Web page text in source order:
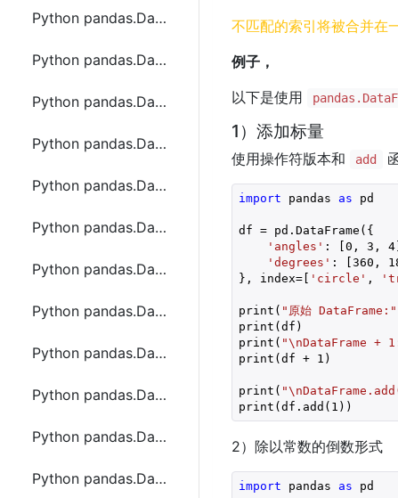
Python pandas.DataFrame()函数方法的使用
Python pandas.DataFrame.abs函数方法的使用
Python pandas.DataFrame.add函数方法的使用
Python pandas.DataFrame.add_prefix函数方法的使用
Python pandas.DataFrame.add_suffix函数方法的使用
Python pandas.DataFrame.agg函数方法的使用
Python pandas.DataFrame.aggregate函数方法的使用
Python pandas.DataFrame.transform函数方法的使用
Python pandas.DataFrame.align函数方法的使用
Python pandas.DataFrame.all函数方法的使用
Python pandas.DataFrame.any函数方法的使用
Python pandas.DataFrame.append函数方法的使用
不匹配的索引将被合并在
例子，
以下是使用
1）添加标量
使用操作符版本和 add
import pandas as pd
df = pd.DataFrame({
'angles' : [0 , 3 , 4
'degrees' : [360 ,
}, index=[ 'circle' ,
print( "原始 DataFrame:"
print(df)
print( "\nDataFrame +
print(df + 1 )
print(
print(df.add( 1
2）除以常数的倒数形式
import pandas as pd